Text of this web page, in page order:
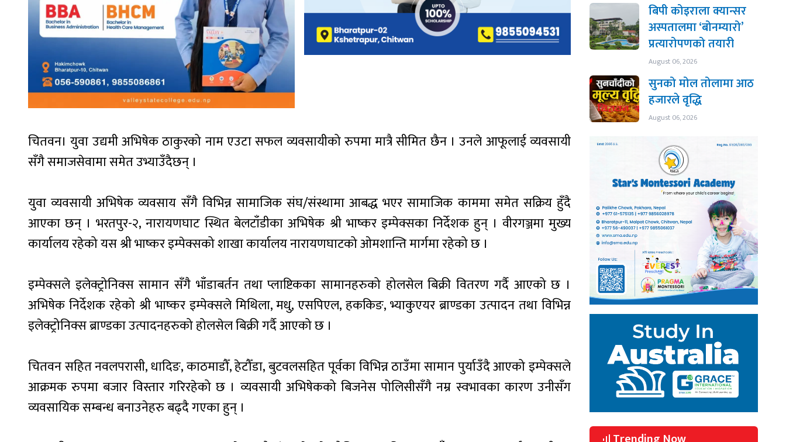
चितवन। युवा उद्यमी अभिषेक ठाकुरको नाम एउटा सफल व्यवसायीको रुपमा मात्रै सीमित छैन । उनले आफूलाई व्यवसायी
सँगै समाजसेवामा समेत उभ्याउँदैछन् ।
युवा व्यवसायी अभिषेक व्यवसाय सँगै विभिन्न सामाजिक संघ/संस्थामा आबद्ध भएर सामाजिक काममा समेत सक्रिय हुँदै
आएका छन् । भरतपुर-२, नारायणघाट स्थित बेलटाँडीका अभिषेक श्री भाष्कर इम्पेक्सका निर्देशक हुन् । वीरगञ्जमा मुख्य
कार्यालय रहेको यस श्री भाष्कर इम्पेक्सको शाखा कार्यालय नारायणघाटको ओमशान्ति मार्गमा रहेको छ ।
इम्पेक्सले इलेक्ट्रोनिक्स सामान सँगै भाँडाबर्तन तथा प्लाष्टिकका सामानहरुको होलसेल बिक्री वितरण गर्दै आएको छ ।
अभिषेक निर्देशक रहेको श्री भाष्कर इम्पेक्सले मिथिला, मधु, एसपिएल, हककिङ, भ्याकुएयर ब्राण्डका उत्पादन तथा विभिन्न
इलेक्ट्रोनिक्स ब्राण्डका उत्पादनहरुको होलसेल बिक्री गर्दै आएको छ ।
चितवन सहित नवलपरासी, धादिङ, काठमाडौँ, हेटौँडा, बुटवलसहित पूर्वका विभिन्न ठाउँमा सामान पुर्याउँदै आएको इम्पेक्सले
आक्रमक रुपमा बजार विस्तार गरिरहेको छ । व्यवसायी अभिषेकको बिजनेस पोलिसीसँगै नम्र स्वभावका कारण उनीसँग
व्यवसायिक सम्बन्ध बनाउनेहरु बढ्दै गएका हुन् ।
बिपी कोइराला क्यान्सर
अस्पतालमा ‘बोनम्यारो’
प्रत्यारोपणको तयारी
August 06, 2026
सुनको मोल तोलामा आठ
हजारले वृद्धि
August 06, 2026